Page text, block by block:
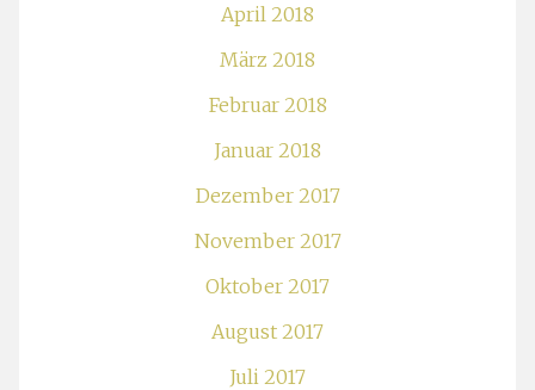
April 2018
März 2018
Februar 2018
Januar 2018
Dezember 2017
November 2017
Oktober 2017
August 2017
Juli 2017